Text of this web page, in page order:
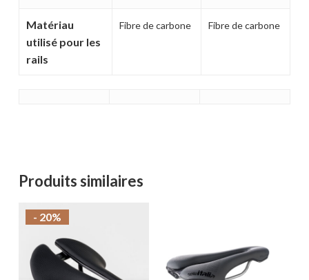
Matériau
utilisé pour les
rails
Fibre de carbone Fibre de carbone
Produits similaires
- 20%